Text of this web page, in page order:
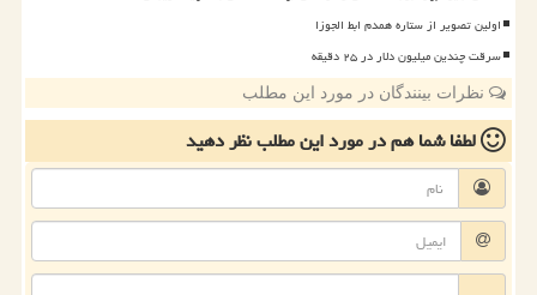
اولین تصویر از ستاره همدم ابط الجوزا
سرقت چندین میلیون دلار در ۲۵ دقیقه
نظرات بینندگان در مورد این مطلب
لطفا شما همدر مورد این مطلبنظر دهید